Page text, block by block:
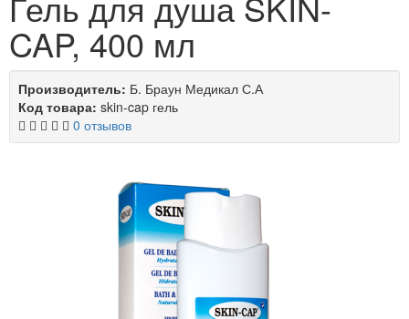
CAP, 400 мл
Производитель: Б. Браун Медикал С.А
Код товара: skin-cap гель
0 отзывов